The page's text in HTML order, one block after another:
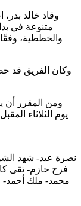
متنوعة في
والخططية، وفقًا
وكان الفريق قد
ومن المقرر أن
يوم الثلاثاء
فرح حازم- تقى
محمد- ملك أحمد-